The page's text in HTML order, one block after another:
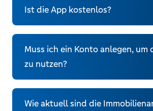
Ist die App kostenlos?
Muss ich ein Konto anlegen, um
zu nutzen?
Wie aktuell sind die